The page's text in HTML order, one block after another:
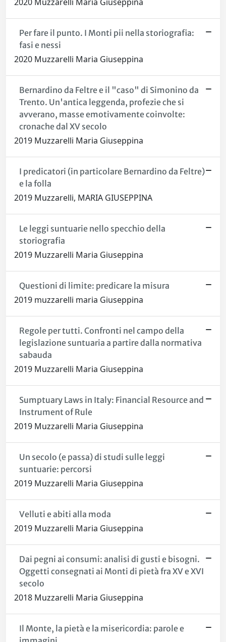
Per fare il punto. I Monti pii nella storiografia:
fasi e nessi
2020 Muzzarelli Maria Giuseppina
Bernardino da Feltre e il "caso" di Simonino da
Trento. Un'antica leggenda, profezie che si
avverano, masse emotivamente coinvolte:
cronache dal XV secolo
2019 Muzzarelli Maria Giuseppina
I predicatori (in particolare Bernardino da Feltre)
e la folla
2019 Muzzarelli, MARIA GIUSEPPINA
Le leggi suntuarie nello specchio della
storiografia
2019 Muzzarelli Maria Giuseppina
Questioni di limite: predicare la misura
2019 muzzarelli maria Giuseppina
Regole per tutti. Confronti nel campo della
legislazione suntuaria a partire dalla normativa
sabauda
2019 Muzzarelli Maria Giuseppina
Sumptuary Laws in Italy: Financial Resource and
Instrument of Rule
2019 Muzzarelli Maria Giuseppina
Un secolo (e passa) di studi sulle leggi
suntuarie: percorsi
2019 Muzzarelli Maria Giuseppina
Velluti e abiti alla moda
2019 Muzzarelli Maria Giuseppina
Dai pegni ai consumi: analisi di gusti e bisogni.
Oggetti consegnati ai Monti di pietà fra XV e XVI
secolo
2018 Muzzarelli Maria Giuseppina
Il Monte, la pietà e la misericordia: parole e